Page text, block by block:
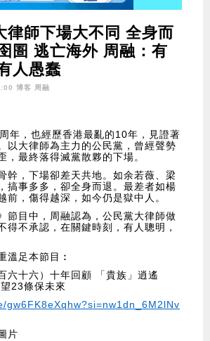
律師下場大不同 全身而
圄 逃亡海外 周融：有
人愚蠢
博客 周融
年，也經歷香港最亂的10年，見證著
以大律師為主力的公民黨，曾經聲勢
，最終落得滅黨散夥的下場。
幹，下場卻差天共地。如余若薇、梁
搞事多多，卻全身而退。最差者如楊
前，傷得越深，如今仍是獄中人。
節目中，周融認為，公民黨大律師做
得不承認，在關鍵時刻，有人聰明，
溫足本節目︰
六十六）十年回顧 「貴族」逍遙
23條保未來
gw6FK8eXqhw?si=nw1dn_6M2lNv
片